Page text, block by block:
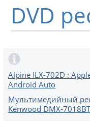
DVD
Alpine ILX-702D :
Android Auto
Мультимедийный
Kenwood DMX-